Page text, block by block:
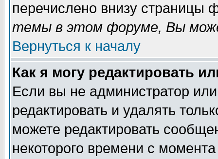
перечислено внизу страницы
темы в этом форуме, Вы
Вернуться к началу
Как я могу редактировать
Если вы не администратор
редактировать и удалять
можете редактировать
некоторого времени с